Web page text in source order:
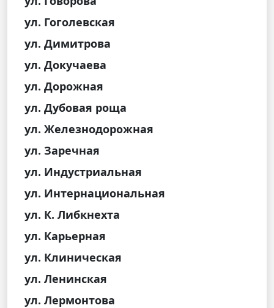
ул. Гоголевская
ул. Димитрова
ул. Докучаева
ул. Дорожная
ул. Дубовая роща
ул. Железнодорожная
ул. Заречная
ул. Индустриальная
ул. Интернациональная
ул. К. Либкнехта
ул. Карьерная
ул. Клиническая
ул. Ленинская
ул. Лермонтова